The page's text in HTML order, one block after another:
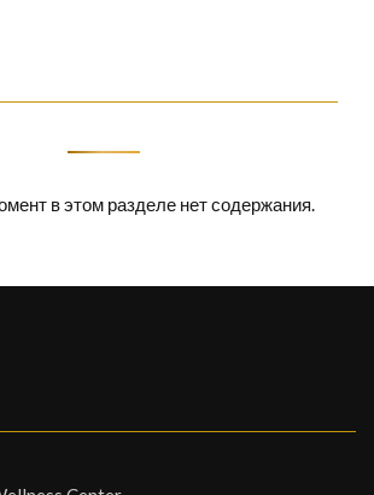
в этом разделе нет содержания.